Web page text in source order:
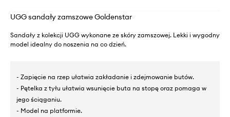
UGG sandały zamszowe Goldenstar
Sandały z kolekcji UGG wykonane ze skóry zamszowej. Lekki i wygodny
model idealny do noszenia na co dzień.
- Zapięcie na rzep ułatwia zakładanie i zdejmowanie butów.
- Pętelka z tyłu ułatwia wsunięcie buta na stopę oraz pomaga w
jego ściąganiu.
- Model na platformie.